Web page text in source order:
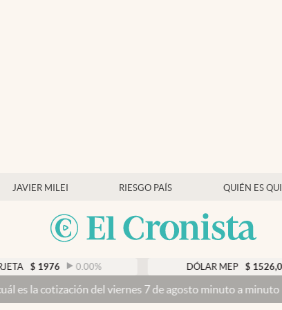
JAVIER MILEI RIESGO PAÍS QUIÉN ES
$ 1976 0.00% DÓLAR MEP $ 1526,03
cotización del viernes 7 de agosto minuto a minuto